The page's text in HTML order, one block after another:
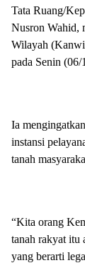
Tata Ruang/
Nusron Wahid,
Wilayah
pada Senin (06/
Ia
instansi
tanah
“Kita orang
tanah rakyat itu
yang berarti